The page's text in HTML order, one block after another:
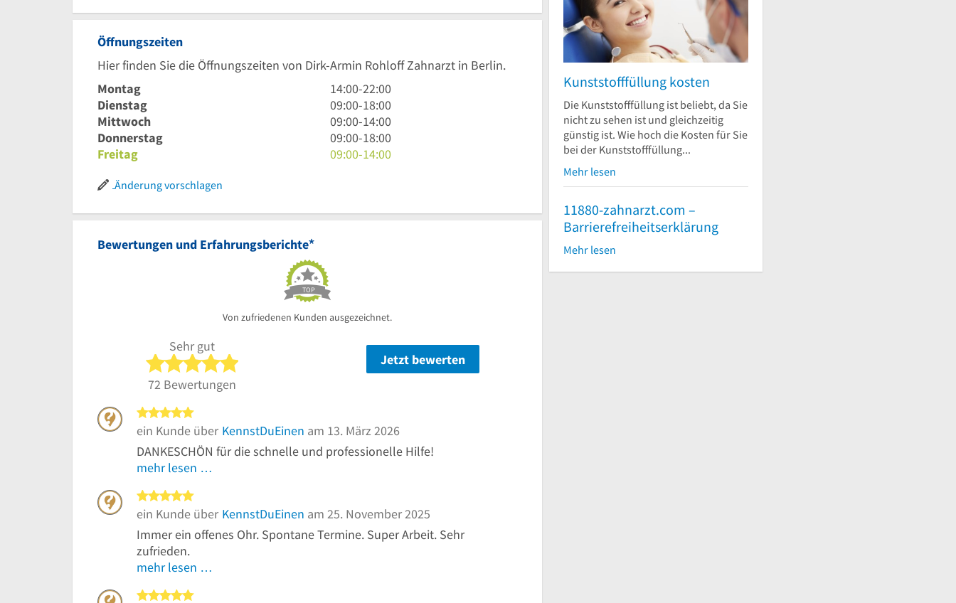
Öffnungszeiten
Hier finden Sie die Öffnungszeiten von Dirk-Armin Rohloff Zahnarzt in Berlin.
Montag
14
Uhr
bis
22
Uhr
14:00-22:00
Dienstag
9
Uhr
bis
18
09:00-18:00
Mittwoch
9
Uhr
bis
09:00-14:00
Donnerstag
9
Uhr
09:00-18:00
Freitag
9
Uhr
09:00-14:00
Änderung vorschlagen
Bewertungen und Erfahrungsberichte*
TOP
Von zufriedenen Kunden ausgezeichnet.
Sehr gut
5 von 5 Sternen
72 Bewertungen
Jetzt bewerten
ein Kunde über KennstDuEinen am 13. März 2026
DANKESCHÖN für die schnelle und professionelle Hilfe!
mehr lesen …
ein Kunde über KennstDuEinen am 25. November 2025
Immer ein offenes Ohr. Spontane Termine. Super Arbeit. Sehr
zufrieden.
mehr lesen …
Kunststofffüllung kosten
Die Kunststofffüllung ist beliebt, da Sie
nicht zu sehen ist und gleichzeitig
günstig ist. Wie hoch die Kosten für Sie
bei der Kunststofffüllung...
Mehr lesen
11880-zahnarzt.com –
Barrierefreiheitserklärung
Mehr lesen